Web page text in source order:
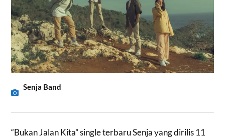
Senja Band
“Bukan Jalan Kita” single terbaru Senja yang dirilis 11